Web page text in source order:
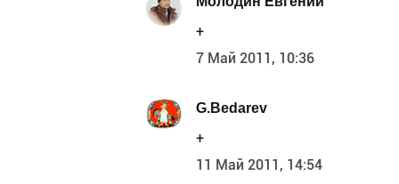
+
7 Май 2011, 10:36
G.Bedarev
+
11 Май 2011, 14:54